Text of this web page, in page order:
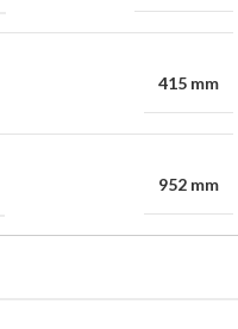
415 mm
952 mm